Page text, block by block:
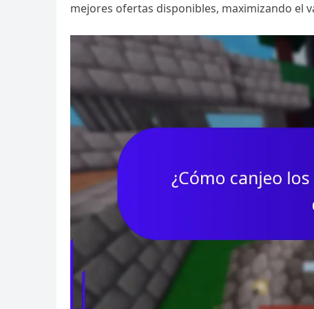
mejores ofertas disponibles, maximizando el